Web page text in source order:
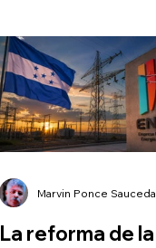
La reforma de la
Marvin Ponce Sauceda